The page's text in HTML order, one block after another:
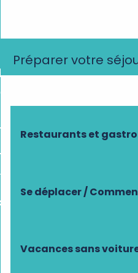
Préparer votre
Restaurants et
Se déplacer /
Vacances sans
conseil ?
assistant virtuel, il
Comment venir